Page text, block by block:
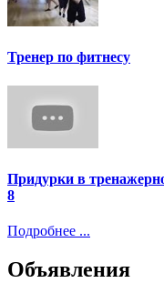
Тренер по фитнесу
Придурки в
8
Подробнее ...
Объявления